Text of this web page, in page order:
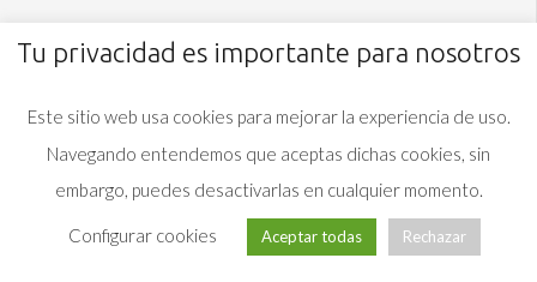
Tu privacidad es importante para nosotros
Este sitio web usa cookies para mejorar la experiencia de uso.
Navegando entendemos que aceptas dichas cookies, sin
embargo, puedes desactivarlas en cualquier momento.
Configurar cookies Aceptar todas Rechazar